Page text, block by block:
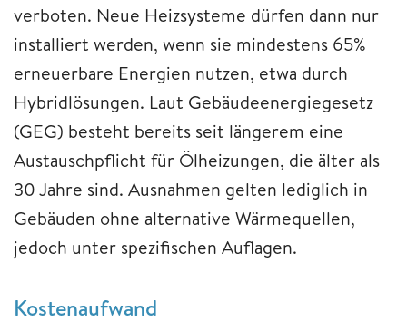
verboten. Neue Heizsysteme dürfen dann nur
installiert werden, wenn sie mindestens 65%
erneuerbare Energien nutzen, etwa durch
Hybridlösungen. Laut Gebäudeenergiegesetz
(GEG) besteht bereits seit längerem eine
Austauschpflicht für Ölheizungen, die älter als
30 Jahre sind. Ausnahmen gelten lediglich in
Gebäuden ohne alternative Wärmequellen,
jedoch unter spezifischen Auflagen.
Kostenaufwand